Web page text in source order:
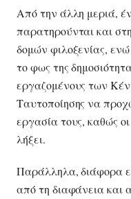
Από την άλλη μεριά,
παρατηρούνται και
δομών φιλοξενίας,
το φως της
εργαζομένους των
Ταυτοποίησης να
εργασία τους, καθώς
λήξει.
Παράλληλα, διάφορα
από τη διαφάνεια και